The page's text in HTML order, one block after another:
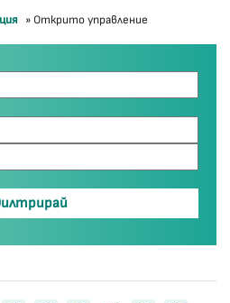
» Открито управление